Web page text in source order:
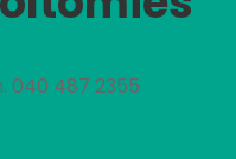
040 487 2355